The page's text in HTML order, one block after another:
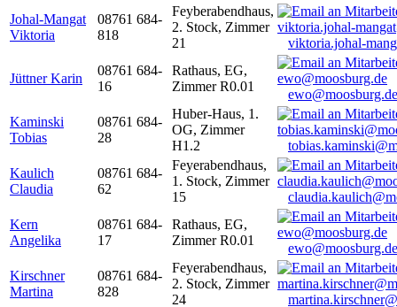
Johal-Mangat
Viktoria
08761 684-
818
Feyberabendhaus,
2. Stock, Zimmer
21
viktoria.johal-
Jüttner Karin
08761 684-
16
Rathaus, EG,
Zimmer R0.01
ewo@moosburg.de
Kaminski
Tobias
08761 684-
28
Huber-Haus, 1.
OG, Zimmer
H1.2
Kaulich
Claudia
08761 684-
62
Feyerabendhaus,
1. Stock, Zimmer
15
Kern
Angelika
08761 684-
17
Rathaus, EG,
Zimmer R0.01
ewo@moosburg.de
Kirschner
Martina
08761 684-
828
Feyerabendhaus,
2. Stock, Zimmer
24